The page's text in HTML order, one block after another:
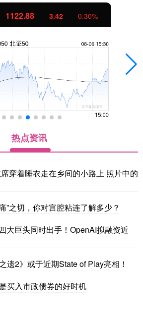
1122.88 3.42 0.30%
热点资讯
穿着睡衣走在乡间的小路上 照片中的
”之切，你对宫腔粘连了解多少？
大巨头同时出手！OpenAI拟融资近
遗2》或于近期State of Play亮相！
买入市政债券的好时机